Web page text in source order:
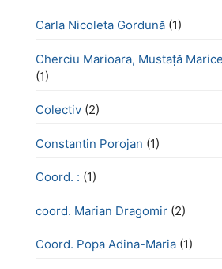
Carla Nicoleta Gordună (1)
Cherciu Marioara, Mustață
(1)
Colectiv (2)
Constantin Porojan (1)
Coord. : (1)
coord. Marian Dragomir (2)
Coord. Popa Adina-Maria (1)